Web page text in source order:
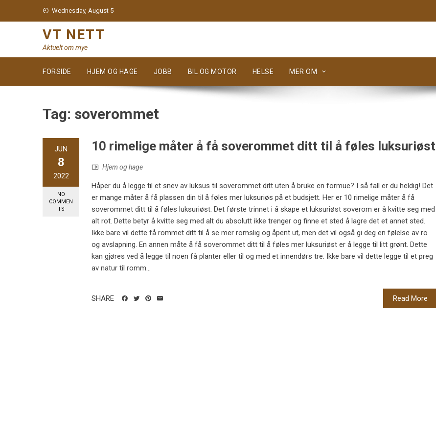
Wednesday, August 5
VT NETT
Aktuelt om mye
FORSIDE HJEM OG HAGE JOBB BIL OG MOTOR HELSE MER OM
Tag: soverommet
JUN
8
2022
NO
COMMEN
TS
10 rimelige måter å få soverommet ditt til å føles luksuriøst
Hjem og hage
Håper du å legge til et snev av luksus til soverommet ditt uten å bruke en formue? I så fall er du heldig! Det
er mange måter å få plassen din til å føles mer luksuriøs på et budsjett. Her er 10 rimelige måter å få
soverommet ditt til å føles luksuriøst: Det første trinnet i å skape et luksuriøst soverom er å kvitte seg med
alt rot. Dette betyr å kvitte seg med alt du absolutt ikke trenger og finne et sted å lagre det et annet sted.
Ikke bare vil dette få rommet ditt til å se mer romslig og åpent ut, men det vil også gi deg en følelse av ro
og avslapning. En annen måte å få soverommet ditt til å føles mer luksuriøst er å legge til litt grønt. Dette
kan gjøres ved å legge til noen få planter eller til og med et innendørs tre. Ikke bare vil dette legge til et preg
av natur til romm...
Read More
SHARE